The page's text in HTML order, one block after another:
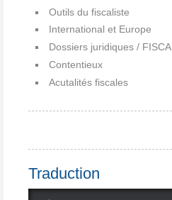
Outils du fiscaliste
International et Europe
Dossiers juridiques / FISCA
Contentieux
Acutalités fiscales
Traduction